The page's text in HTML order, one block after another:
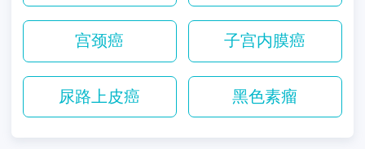
宫颈癌 子宫内膜癌
尿路上皮癌 黑色素瘤